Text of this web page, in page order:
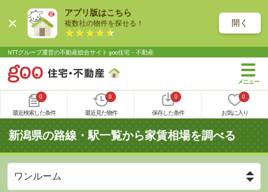
アプリ版はこちら
複数社の物件を探せる！ 開く
NTTグループ運営の不動産総合サイト goo住宅・不動産
0
最近検索した条件
0
最近見た物件
0
保存した条件
0
お気に入り
新潟県の路線・駅一覧から家賃相場を調べる